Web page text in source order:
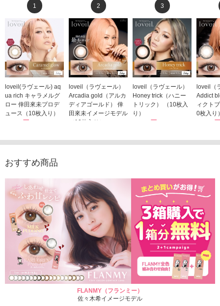
1
loveil(ラヴェール) aq
ua rich キャラメルグ
ロー 倖田來未プロデ
ュース（10枚入り）
1,760円
2
loveil（ラヴェール）
Arcadia gold（アルカ
ディアゴールド） 倖
田來未イメージモデル
（10枚入り）
3
loveil（ラヴェール）
Honey trick（ハニー
トリック） （10枚入
り）
1,760円
loveil（
Addict
ィクト
0枚入り
1,760
おすすめ商品
FLANMY（フランミー）
佐々木希イメージモデル